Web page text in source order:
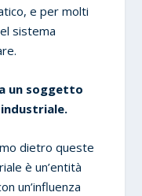
e per molti
sistema
un soggetto
dietro queste
è un’entità
un’influenza